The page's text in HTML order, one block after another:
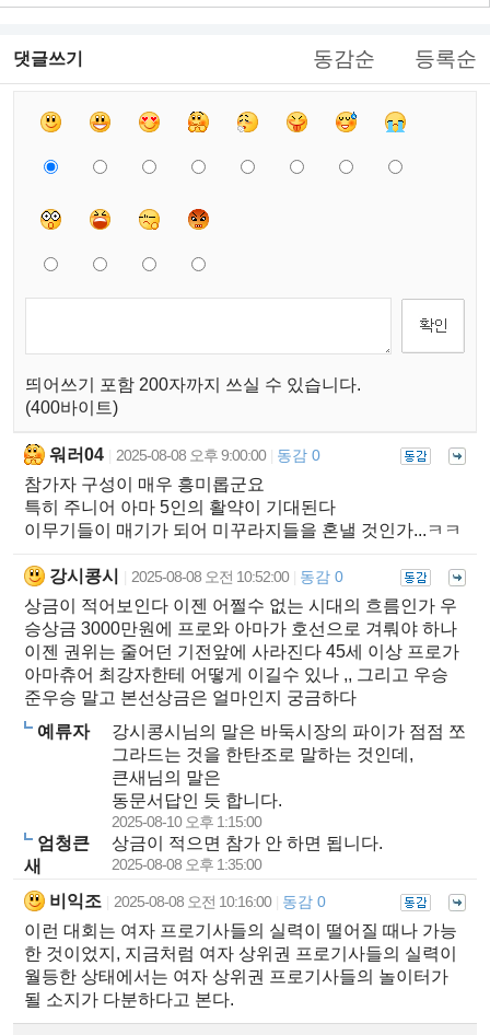
댓글쓰기 동감순 등록순
띄어쓰기 포함 200자까지 쓰실 수 있습니다.
(400바이트)
워러04 2025-08-08 오후 9:00:00 동감 0
참가자 구성이 매우 흥미롭군요
특히 주니어 아마 5인의 활약이 기대된다
이무기들이 매기가 되어 미꾸라지들을 혼낼 것인가...ㅋㅋ
강시콩시 2025-08-08 오전 10:52:00 동감 0
상금이 적어보인다 이젠 어쩔수 없는 시대의 흐름인가 우
승상금 3000만원에 프로와 아마가 호선으로 겨뤄야 하나
이젠 권위는 줄어던 기전앞에 사라진다 45세 이상 프로가
아마츄어 최강자한테 어떻게 이길수 있나 ,, 그리고 우승
준우승 말고 본선상금은 얼마인지 궁금하다
예류자
강시콩시님의 말은 바둑시장의 파이가 점점 쪼
그라드는 것을 한탄조로 말하는 것인데,
큰새님의 말은
동문서답인 듯 합니다.
2025-08-10 오후 1:15:00
엄청큰
새
상금이 적으면 참가 안 하면 됩니다.
2025-08-08 오후 1:35:00
비익조 2025-08-08 오전 10:16:00 동감 0
이런 대회는 여자 프로기사들의 실력이 떨어질 때나 가능
한 것이었지, 지금처럼 여자 상위권 프로기사들의 실력이
월등한 상태에서는 여자 상위권 프로기사들의 놀이터가
될 소지가 다분하다고 본다.